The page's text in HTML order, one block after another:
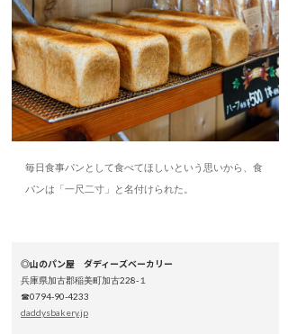
毎日食事パンとして食べてほしいという思いから、食
パンは「一尺二寸」と名付けられた。
◎山のパン屋 ダディーズベーカリー
兵庫県加古郡稲美町加古228-１
☎0794-90-4233
daddysbakery.jp